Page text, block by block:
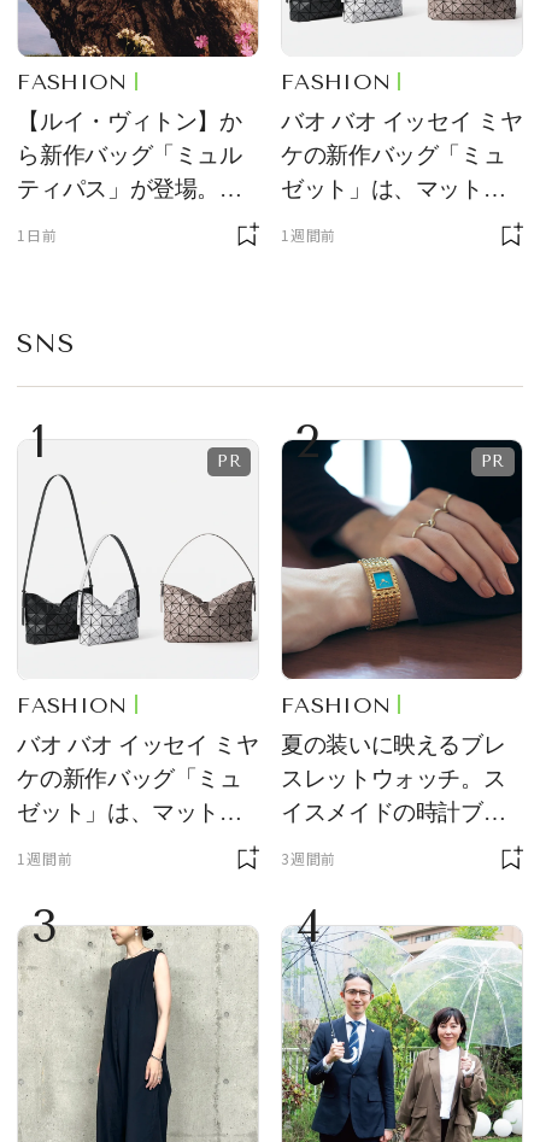
FASHION
【ルイ・ヴィトン】か
ら新作バッグ「ミュル
ティパス」が登場。ミ
ニサイズもラインナッ
1日前
FASHION
バオ バオ イッセイ ミヤ
ケの新作バッグ「ミュ
ゼット」は、マットな
1週間前
SNS
1
FASHION
バオ バオ イッセイ ミヤ
ケの新作バッグ「ミュ
ゼット」は、マットな
1週間前
2
FASHION
夏の装いに映えるブレ
スレットウォッチ。ス
イスメイドの時計ブラ
ンド【フレデリック・
をレビュー。【それい
け！ 良品ハンター】
3週間前
3 4